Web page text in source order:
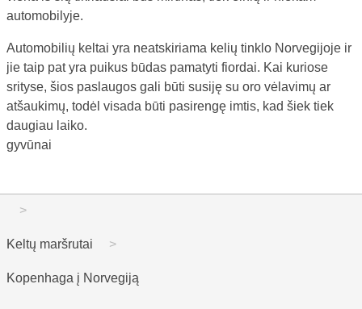
automobilyje.
Automobilių keltai yra neatskiriama kelių tinklo Norvegijoje ir
jie taip pat yra puikus būdas pamatyti fiordai. Kai kuriose
srityse, šios paslaugos gali būti susiję su oro vėlavimų ar
atšaukimų, todėl visada būti pasirengę imtis, kad šiek tiek
daugiau laiko.
gyvūnai
Keltų maršrutai
Kopenhaga į Norvegiją